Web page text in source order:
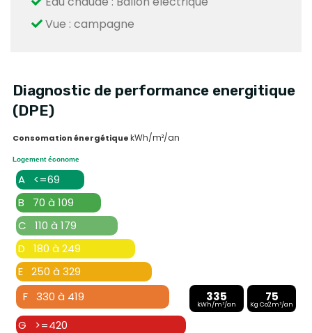
Vue : campagne
Diagnostic de performance energitique
(DPE)
Consomation énergétiquekWh/m²/an
Logement économe
A <=69
B 70 à 109
C 110 à 179
D 180 à 249
E 250 à 329
F 330 à 419
335
kWh/m²/an
75
Kg Co2m²/an
G >=420